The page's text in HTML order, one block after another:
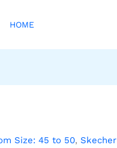
HOME
Size: 45 to 50, Skecher
السعر
كمية